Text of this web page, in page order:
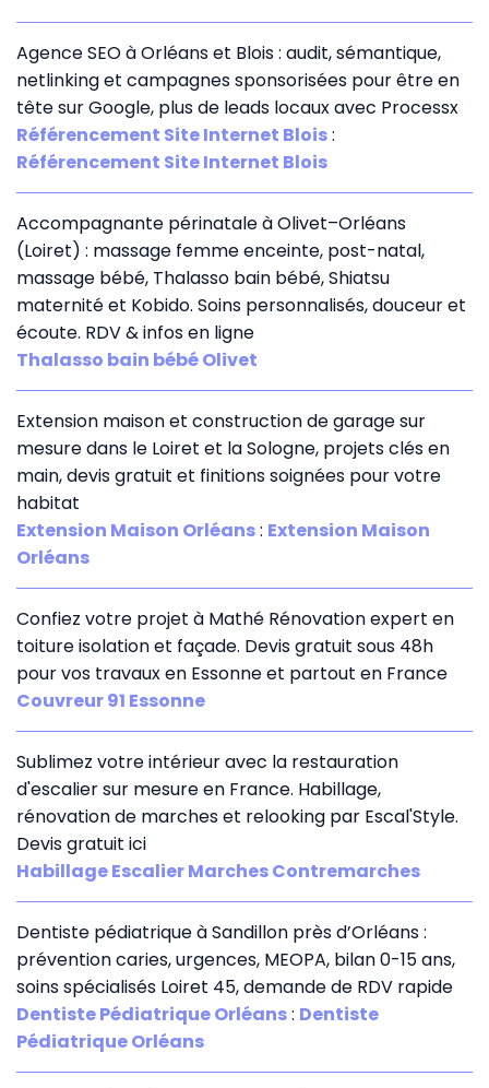
Agence SEO à Orléans et Blois : audit, sémantique,
netlinking et campagnes sponsorisées pour être en
tête sur Google, plus de leads locaux avec Processx
Référencement Site Internet Blois:
Référencement Site Internet Blois
Accompagnante périnatale à Olivet–Orléans
(Loiret) : massage femme enceinte, post-natal,
massage bébé, Thalasso bain bébé, Shiatsu
maternité et Kobido. Soins personnalisés, douceur et
écoute. RDV & infos en ligne
Thalasso bain bébé Olivet
Extension maison et construction de garage sur
mesure dans le Loiret et la Sologne, projets clés en
main, devis gratuit et finitions soignées pour votre
habitat
Extension Maison Orléans: Extension Maison
Orléans
Confiez votre projet à Mathé Rénovation expert en
toiture isolation et façade. Devis gratuit sous 48h
pour vos travaux en Essonne et partout en France
Couvreur 91 Essonne
Sublimez votre intérieur avec la restauration
d'escalier sur mesure en France. Habillage,
rénovation de marches et relooking par Escal'Style.
Devis gratuit ici
Habillage Escalier Marches Contremarches
Dentiste pédiatrique à Sandillon près d’Orléans :
prévention caries, urgences, MEOPA, bilan 0-15 ans,
soins spécialisés Loiret 45, demande de RDV rapide
Dentiste Pédiatrique Orléans: Dentiste
Pédiatrique Orléans